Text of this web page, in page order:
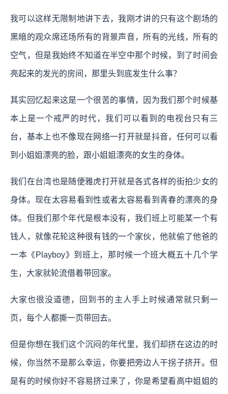
我可以这样无限制地讲下去，我刚才讲的只有这个剧场的
黑暗的观众席还场所有的背景声音，所有的光线，所有的
空气，但是我始终不知道在半空中那个时候，到了时间会
亮起来的发光的房间，那里头到底发生什么事？
其实回忆起来这是一个很苦的事情，因为我们那个时候基
本上是一个戒严的时代，我们可以看到的电视台只有三
台，基本上也不像现在网络一打开就是抖音，任何可以看
到小姐姐漂亮的脸，跟小姐姐漂亮的女生的身体。
我们在台湾也是随便雅虎打开就是各式各样的街拍少女的
身体。现在太容易看到性或者太容易看到青春的漂亮的身
体。但我们那个年代是根本没有，我们班上可能某一个有
钱人，就像花轮这种很有钱的一个家伙，他就偷了他爸的
一本《Playboy》到班上，那时候一个班大概五十几个学
生，大家就轮流借着带回家。
大家也很没道德，回到书的主人手上时候通常就只剩一
页，每个人都撕一页带回去。
但是你想在我们这个沉闷的年代里，我们却挤在这边的时
候，你当然不是那么幸运，你要把旁边人干拐子挤开。但
是有的时候你好不容易挤过来了，你是希望看高中姐姐的